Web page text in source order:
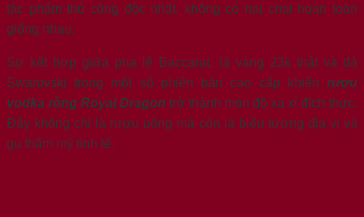
tác phẩm thủ công độc nhất, không có hai chai hoàn toàn
giống nhau.
Sự kết hợp giữa pha lê Baccarat, lá vàng 23k thật và đá
Swarovski trong một số phiên bản cao cấp khiến rượu
vodka rồng Royal Dragon trở thành món đồ xa xỉ đích thực.
Đây không chỉ là rượu uống mà còn là biểu tượng địa vị và
gu thẩm mỹ tinh tế.